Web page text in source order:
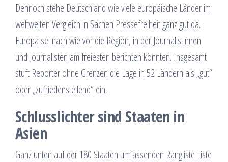
Dennoch stehe Deutschland wie viele europäische Länder im
weltweiten Vergleich in Sachen Pressefreiheit ganz gut da.
Europa sei nach wie vor die Region, in der Journalistinnen
und Journalisten am freiesten berichten könnten. Insgesamt
stuft Reporter ohne Grenzen die Lage in 52 Ländern als „gut“
oder „zufriedenstellend“ ein.
Schlusslichter sind Staaten in
Asien
Ganz unten auf der 180 Staaten umfassenden Rangliste Liste